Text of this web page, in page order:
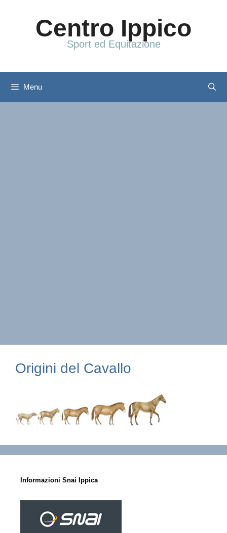
Centro Ippico
Sport ed Equitazione
Menu
Origini del Cavallo
Informazioni Snai Ippica